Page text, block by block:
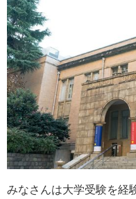
みなさんは大学受験を経